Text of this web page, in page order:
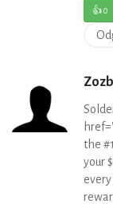
👍0
the
your